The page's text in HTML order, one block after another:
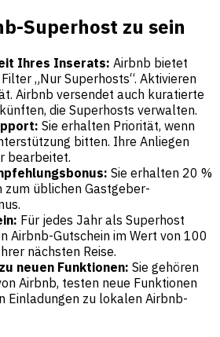
Superhost zu sein
Ihres Inserats: Airbnb bietet
„Nur Superhosts“. Aktivieren
Airbnb versendet auch kuratierte
die Superhosts verwalten.
Sie erhalten Priorität, wenn
bitten. Ihre Anliegen
bearbeitet.
Sie erhalten 20 %
zum üblichen Gastgeber-
Für jedes Jahr als Superhost
Airbnb-Gutschein im Wert von 100
nächsten Reise.
neuen Funktionen: Sie gehören
Airbnb, testen neue Funktionen
Einladungen zu lokalen Airbnb-